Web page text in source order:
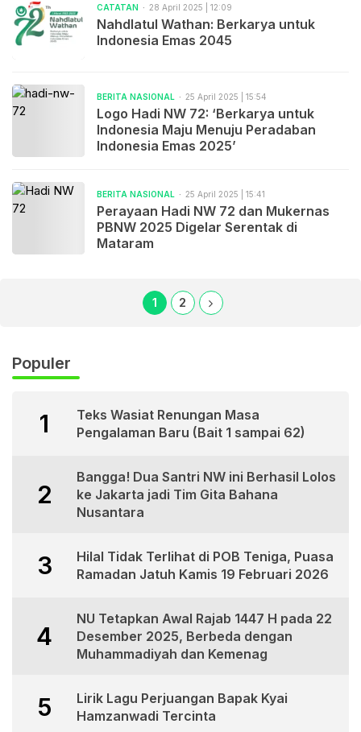
CATATAN 28 April 2025 | 12:09
Nahdlatul Wathan: Berkarya untuk
Indonesia Emas 2045
BERITA NASIONAL 25 April 2025 | 15:54
Logo Hadi NW 72: ‘Berkarya untuk
Indonesia Maju Menuju Peradaban
Indonesia Emas 2025’
BERITA NASIONAL 25 April 2025 | 15:41
Perayaan Hadi NW 72 dan Mukernas
PBNW 2025 Digelar Serentak di
Mataram
1 2
Populer
1
Teks Wasiat Renungan Masa
Pengalaman Baru (Bait 1 sampai 62)
2
Bangga! Dua Santri NW ini Berhasil Lolos
ke Jakarta jadi Tim Gita Bahana
Nusantara
3
Hilal Tidak Terlihat di POB Teniga, Puasa
Ramadan Jatuh Kamis 19 Februari 2026
4
NU Tetapkan Awal Rajab 1447 H pada 22
Desember 2025, Berbeda dengan
Muhammadiyah dan Kemenag
5
Lirik Lagu Perjuangan Bapak Kyai
Hamzanwadi Tercinta